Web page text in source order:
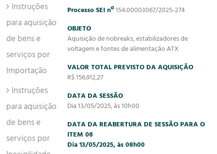
Processo SEI nº154.00003067/2025-274
OBJETO
Aquisição de nobreaks, estabilizadores de
voltagem e fontes de alimentação ATX
VALOR TOTAL PREVISTO DA AQUISIÇÃO
R$ 156.912,27
DATA DA SESSÃO
Dia 13/05/2025, às 10h00
DATA DA REABERTURA DE SESSÃO PARA O
ITEM 08
Dia 13/05/2025, às 08h00
Instruções
para aquisição
de bens e
serviços por
Importação
Instruções
para aquisição
de bens e
serviços por